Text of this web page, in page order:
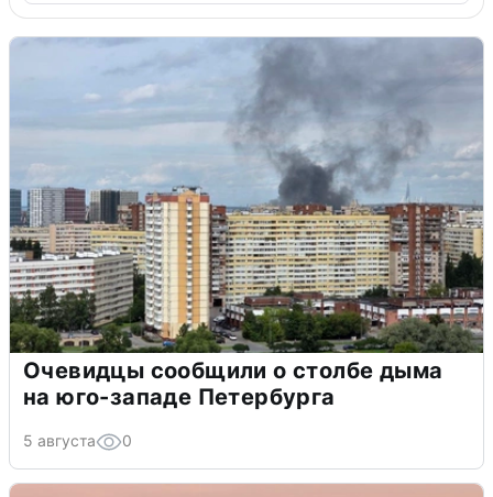
Очевидцы сообщили о столбе дыма
на юго-западе Петербурга
5 августа 0